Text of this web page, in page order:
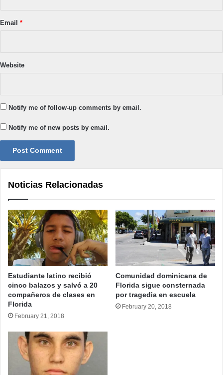
Email *
Website
Notify me of follow-up comments by email.
Notify me of new posts by email.
Noticias Relacionadas
Estudiante latino recibió
cinco balazos y salvó a 20
compañeros de clases en
Florida
February 21, 2018
Comunidad dominicana de
Florida sigue consternada
por tragedia en escuela
February 20, 2018